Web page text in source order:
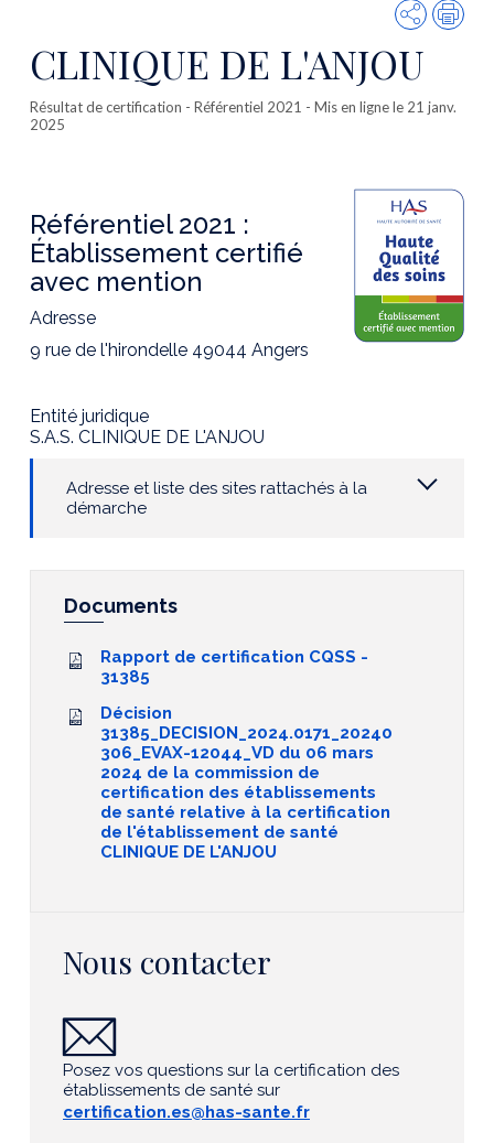
Partager
CLINIQUE DE L'ANJOU
Résultat de certification - Référentiel 2021 - Mis en ligne le 21 janv.
2025
Référentiel 2021 :
Établissement certifié
avec mention
Adresse
9 rue de l'hirondelle 49044 Angers
Entité juridique
S.A.S. CLINIQUE DE L'ANJOU
Adresse et liste des sites rattachés à la
démarche
Documents
Rapport de certification CQSS -
31385
Décision
31385_DECISION_2024.0171_20240
306_EVAX-12044_VD du 06 mars
2024 de la commission de
certification des établissements
de santé relative à la certification
de l'établissement de santé
CLINIQUE DE L'ANJOU
Nous contacter
Posez vos questions sur la certification des
établissements de santé sur
certification.es@has-sante.fr